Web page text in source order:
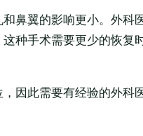
鼻翼的影响更小。外科
种手术需要更少的恢复
因此需要有经验的外科